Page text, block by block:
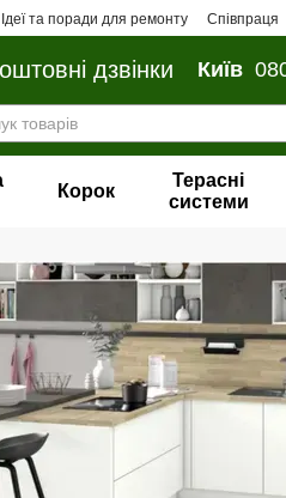
Ідеї та поради для ремонту Співпраця
дзвінки Київ
Корок
Терасні
системи